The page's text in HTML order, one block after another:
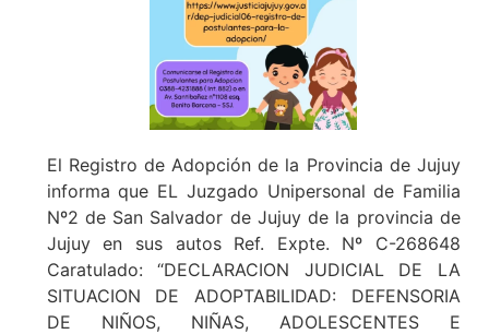
El Registro de Adopción de la Provincia de Jujuy
informa que EL Juzgado Unipersonal de Familia
Nº2 de San Salvador de Jujuy de la provincia de
Jujuy en sus autos Ref. Expte. Nº C-268648
Caratulado: “DECLARACION JUDICIAL DE LA
SITUACION DE ADOPTABILIDAD: DEFENSORIA
DE NIÑOS, NIÑAS, ADOLESCENTES E